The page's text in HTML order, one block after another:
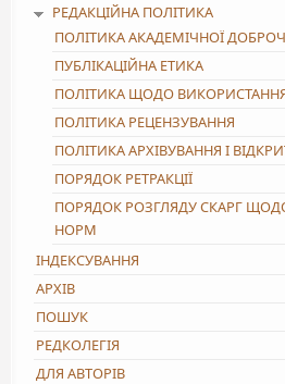
РЕДАКЦІЙНА ПОЛІТИКА
ПОЛІТИКА АКАДЕМІЧНОЇ
ПУБЛІКАЦІЙНА ЕТИКА
ПОЛІТИКА ЩОДО
ПОЛІТИКА РЕЦЕНЗУВАННЯ
ПОЛІТИКА АРХІВУВАННЯ І
ПОРЯДОК РЕТРАКЦІЇ
ПОРЯДОК РОЗГЛЯДУ СКАРГ
НОРМ
ІНДЕКСУВАННЯ
АРХІВ
ПОШУК
РЕДКОЛЕГІЯ
ДЛЯ АВТОРІВ